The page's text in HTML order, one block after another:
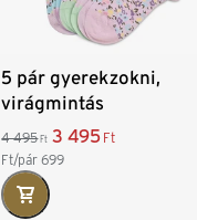
5 pár gyerekzokni,
virágmintás
4 495 Ft 3 495 Ft
Ft/pár699